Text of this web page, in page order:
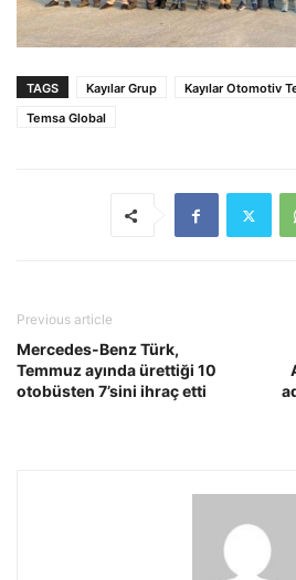
TAGS Kayılar Grup Kayılar Otomotiv
Temsa Global
Previous article
Mercedes-Benz Türk,
Temmuz ayında ürettiği 10
otobüsten 7’sini ihraç etti